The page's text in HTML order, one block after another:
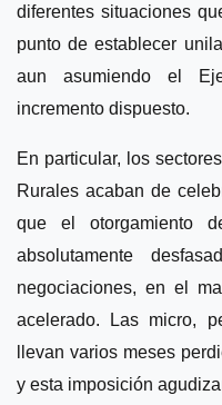
diferentes situaciones
punto de establecer
aun asumiendo el
incremento dispuesto.
En particular, los
Rurales acaban de
que el otorgamiento
absolutamente
negociaciones, en el
acelerado. Las micro,
llevan varios meses
y esta imposición